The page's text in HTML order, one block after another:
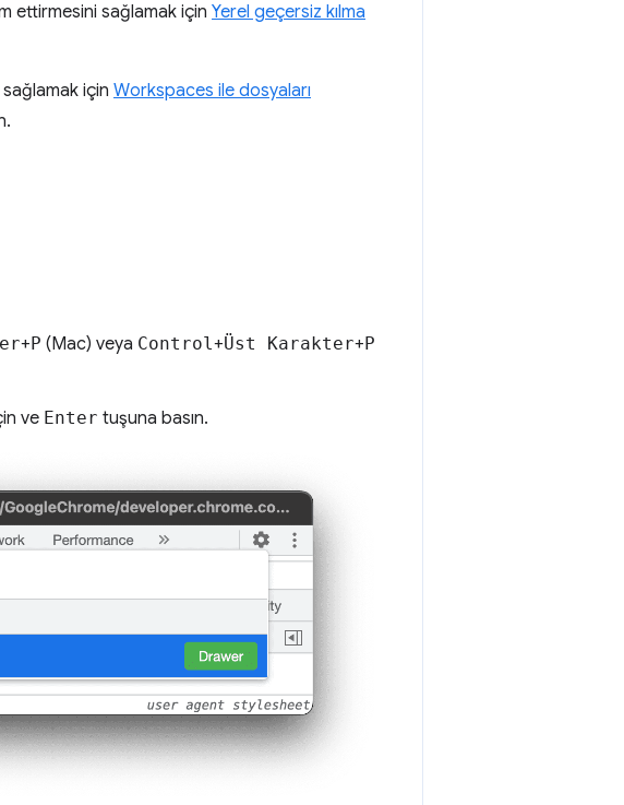
ettirmesini sağlamak için Yerel geçersiz kılma
sağlamak için Workspaces ile dosyaları
+P (Mac) veya Control+Üst Karakter+P
ve Enter tuşuna basın.